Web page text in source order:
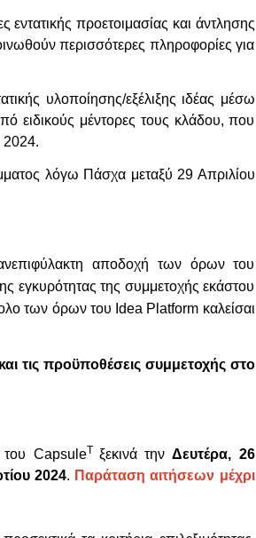
εντατικής προετοιμασίας και άντλησης
περισσότερες πληροφορίες για
υλοποίησης/εξέλιξης ιδέας μέσω
ειδικούς μέντορες τους κλάδου, που
2024.
λόγω Πάσχα μεταξύ 29 Απριλίου
αποδοχή των όρων του
εγκυρότητας της συμμετοχής εκάστου
των όρων του Idea Platform καλείσαι
τις προϋποθέσεις συμμετοχής στo
CapsuleT ξεκινά τηνΔευτέρα, 26
2024. Παράταση αιτήσεων μέχρι